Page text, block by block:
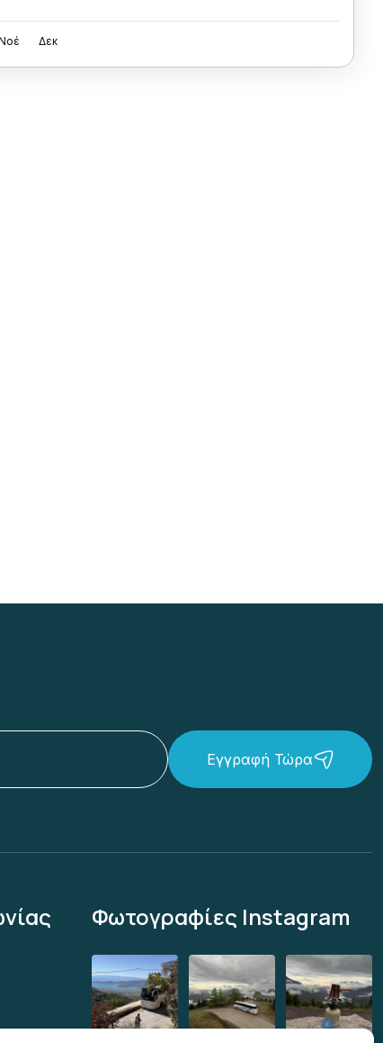
Δεκ
Εγγραφή Τώρα
Φωτογραφίες Instagram